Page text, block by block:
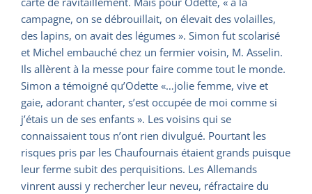
campagne, on se débrouillait, on élevait des volailles,
des lapins, on avait des légumes ». Simon fut scolarisé
et Michel embauché chez un fermier voisin, M. Asselin.
Ils allèrent à la messe pour faire comme tout le monde.
Simon a témoigné qu’Odette «…jolie femme, vive et
gaie, adorant chanter, s’est occupée de moi comme si
j’étais un de ses enfants ». Les voisins qui se
connaissaient tous n’ont rien divulgué. Pourtant les
risques pris par les Chaufournais étaient grands puisque
leur ferme subit des perquisitions. Les Allemands
vinrent aussi y rechercher leur neveu, réfractaire du